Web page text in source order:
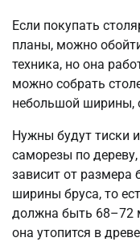
Если покупать
планы, можно
техника, но она
можно собрать
небольшой ширины,
Нужны будут тиски
саморезы по
зависит от размера
ширины бруса, то
должна быть 68–72
она утопится в